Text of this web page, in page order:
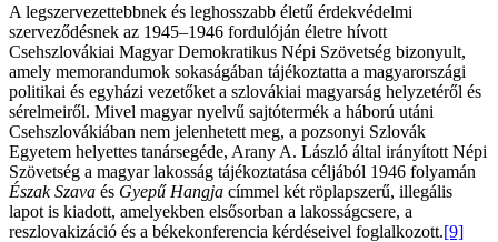
A legszervezettebbnek és leghosszabb életű érdekvédelmi
szerveződésnek az 1945–1946 fordulóján életre hívott
Csehszlovákiai Magyar Demokratikus Népi Szövetség bizonyult,
amely memorandumok sokaságában tájékoztatta a magyarországi
politikai és egyházi vezetőket a szlovákiai magyarság helyzetéről és
sérelmeiről. Mivel magyar nyelvű sajtótermék a háború utáni
Csehszlovákiában nem jelenhetett meg, a pozsonyi Szlovák
Egyetem helyettes tanársegéde, Arany A. László által irányított Népi
Szövetség a magyar lakosság tájékoztatása céljából 1946 folyamán
Észak Szava és Gyepű Hangja címmel két röplapszerű, illegális
lapot is kiadott, amelyekben elsősorban a lakosságcsere, a
reszlovakizáció és a békekonferencia kérdéseivel foglalkozott.[9]